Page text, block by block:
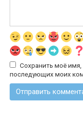
Сохранить моё имя,
последующих моих